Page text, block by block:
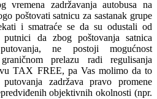
vremena zadržavanja autobusa na
poštovati satnicu za sastanak grupe
i smatraće se da su odustali od
da zbog poštovanja satnica
ne postoji mogućnost
prelazu radi regulisanja
TAX FREE, pa Vas molimo da to
zadržava pravo promene
objektivnih okolnosti (npr.